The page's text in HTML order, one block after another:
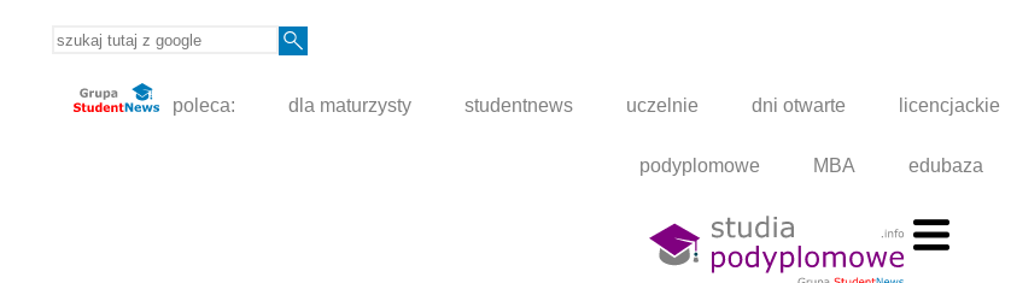
poleca: dla maturzysty studentnews uczelnie dni otwarte licencjackie
podyplomowe MBA edubaza